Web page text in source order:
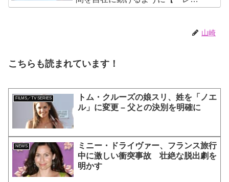
ィプレ』実現への大きな一歩？】
山崎
こちらも読まれています！
FILMS／TV SERIES
トム・クルーズの娘スリ、姓を「ノエ
ル」に変更 – 父との決別を明確に
NEWS
ミニー・ドライヴァー、フランス旅行
中に激しい衝突事故 壮絶な脱出劇を
明かす